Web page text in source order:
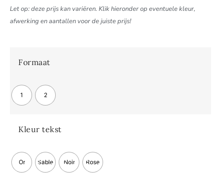
Let op: deze prijs kan variëren. Klik hieronder op eventuele kleur,
afwerking en aantallen voor de juiste prijs!
Formaat
1 2
Kleur tekst
Or Sable Noir Rose